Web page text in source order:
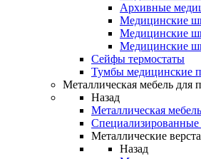
Архивные
Медицинские
Медицинские
Медицинские
Сейфы термостаты
Тумбы медицинские
Металлическая мебель для
Назад
Металлическая
Металлические
Назад